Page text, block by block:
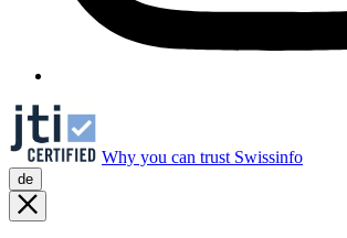
Why you can trust Swissinfo
de